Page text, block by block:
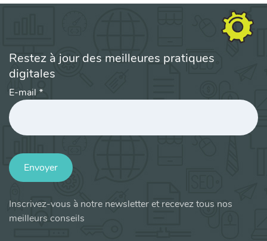
Restez à jour des meilleures pratiques
digitales
E-mail *
Envoyer
Inscrivez-vous à notre newsletter et recevez tous nos
meilleurs conseils